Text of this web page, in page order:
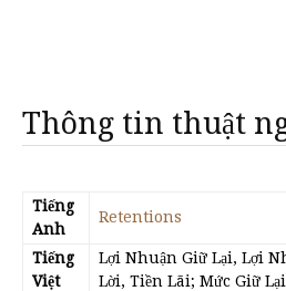
Thông tin thuật
Tiếng
Anh
Retentions
Tiếng
Việt
Lợi Nhuận Giữ Lại, Lợi
Lời, Tiền Lãi; Mức Giữ Lại